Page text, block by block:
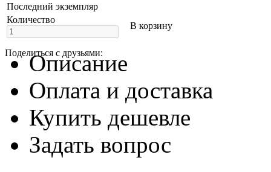
Последний экземпляр
Количество
В корзину
Поделиться с друзьями:
Описание
Оплата и доставка
Купить дешевле
Задать вопрос